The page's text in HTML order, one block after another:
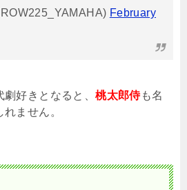
February
劇好きとなると、桃太郎侍も名
ません。